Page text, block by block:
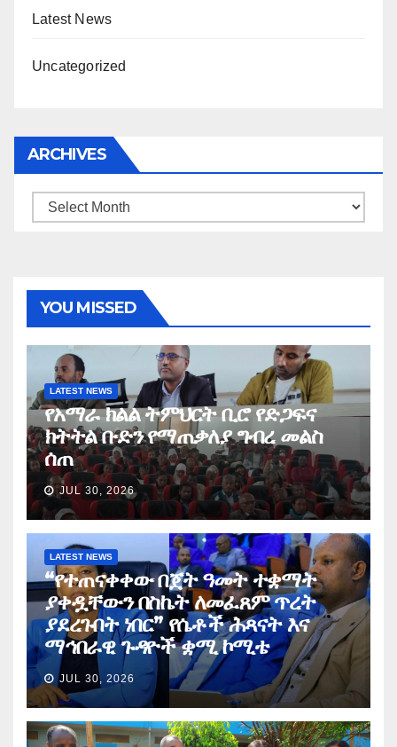
Latest News
Uncategorized
ARCHIVES
Archives
YOU MISSED
LATEST NEWS
የአማራ ክልል ትምህርት ቢሮ የድጋፍና
ክትትል ቡድን የማጠቃለያ ግብረ መልስ
ሰጠ
JUL 30, 2026
LATEST NEWS
“የተጠናቀቀው በጀት ዓመት ተቋማት
ያቀዷቸውን በስኬት ለመፈጸም ጥረት
ያደረጉበት ነበር” የሴቶች ሕጻናት እና
ማኅበራዊ ጉዳዮች ቋሚ ኮሚቴ
JUL 30, 2026